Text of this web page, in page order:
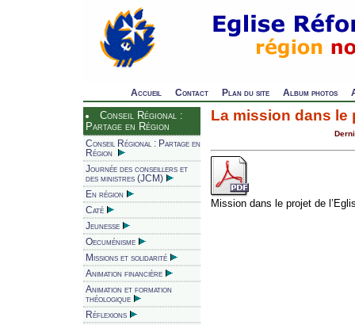
Accueil Contact Plan du site Album photos
Conseil Régional :
Partage en Région
Conseil Régional : Partage en
Région
Journée des conseillers et
des ministres (JCM)
En région
Caté
Jeunesse
Oecuménisme
Missions et solidarité
Animation financière
Animation et formation
théologique
Réflexions
La mission dans le
Mission dans le projet de